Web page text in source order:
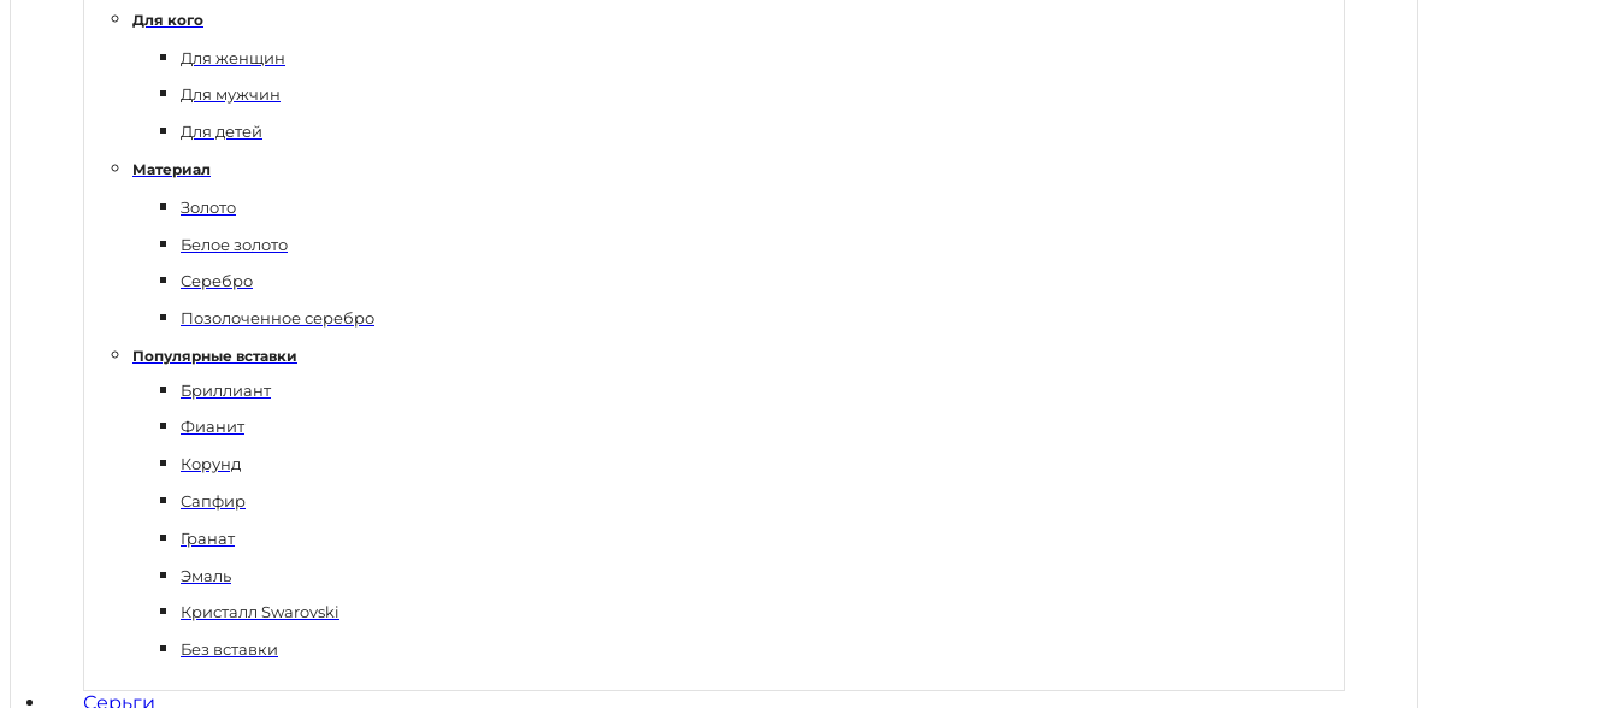
Для кого
Для женщин
Для мужчин
Для детей
Материал
Золото
Белое золото
Серебро
Позолоченное серебро
Популярные вставки
Бриллиант
Фианит
Корунд
Сапфир
Гранат
Эмаль
Кристалл Swarovski
Без вставки
Серьги